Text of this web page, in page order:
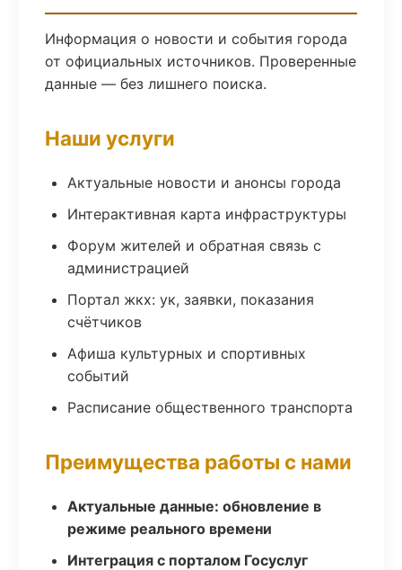
Информация о новости и события города
от официальных источников. Проверенные
данные — без лишнего поиска.
Наши услуги
Актуальные новости и анонсы города
Интерактивная карта инфраструктуры
Форум жителей и обратная связь с
администрацией
Портал жкх: ук, заявки, показания
счётчиков
Афиша культурных и спортивных
событий
Расписание общественного транспорта
Преимущества работы с нами
Актуальные данные: обновление в
режиме реального времени
Интеграция с порталом Госуслуг